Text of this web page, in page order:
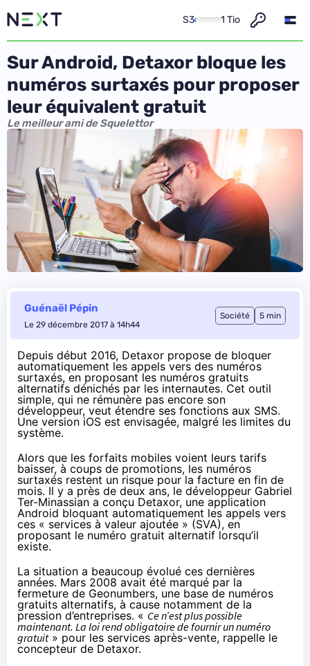
S3 1 Tio
Sur Android, Detaxor bloque les
numéros surtaxés pour proposer
leur équivalent gratuit
Le meilleur ami de Squelettor
Guénaël Pépin
Le 29 décembre 2017 à 14h44
Société 5 min
Depuis début 2016, Detaxor propose de bloquer
automatiquement les appels vers des numéros
surtaxés, en proposant les numéros gratuits
alternatifs dénichés par les internautes. Cet outil
simple, qui ne rémunère pas encore son
développeur, veut étendre ses fonctions aux SMS.
Une version iOS est envisagée, malgré les limites du
système.
Alors que les forfaits mobiles voient leurs tarifs
baisser, à coups de promotions, les numéros
surtaxés restent un risque pour la facture en fin de
mois. Il y a près de deux ans, le développeur Gabriel
Ter-Minassian a conçu Detaxor, une application
Android bloquant automatiquement les appels vers
ces « services à valeur ajoutée » (SVA), en
proposant le numéro gratuit alternatif lorsqu’il
existe.
La situation a beaucoup évolué ces dernières
années. Mars 2008 avait été marqué par la
fermeture de Geonumbers, une base de numéros
gratuits alternatifs, à cause notamment de la
pression d’entreprises. « Ce n’est plus possible
maintenant. La loi rend obligatoire de fournir un numéro
gratuit» pour les services après-vente, rappelle le
concepteur de Detaxor.